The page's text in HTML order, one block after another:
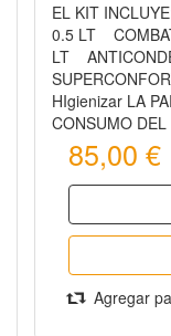
EL KIT
0.5 LT
LT
HIgienizar LA
CONSUMO
85,00 €
Agregar